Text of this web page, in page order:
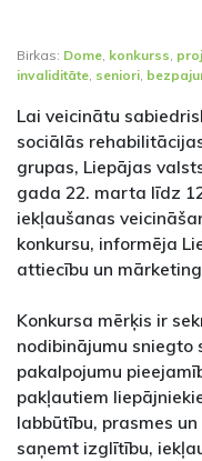
Birkas: Dome, konkurss,
invaliditāte, seniori,
Lai veicinātu
sociālās
grupas, Liepājas
gada 22. marta līdz
iekļaušanas
konkursu, informēja
attiecību un
Konkursa mērķis ir
nodibinājumu sniegto
pakalpojumu
pakļautiem
labbūtību, prasmes
saņemt izglītību,